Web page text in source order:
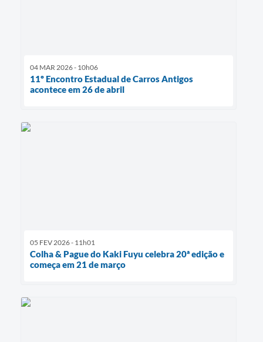
04 MAR 2026 - 10h06
11º Encontro Estadual de Carros Antigos
acontece em 26 de abril
05 FEV 2026 - 11h01
Colha & Pague do Kaki Fuyu celebra 20ª edição e
começa em 21 de março